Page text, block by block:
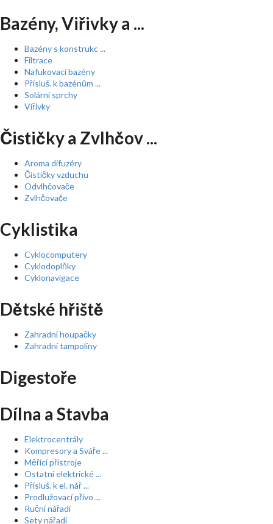
Bazény, Viřivky a ...
Bazény s konstrukc ...
Filtrace
Nafukovací bazény
Přísluš. k bazénům ...
Solární sprchy
Vířivky
Čističky a Zvlhčov ...
Aroma difuzéry
Čističky vzduchu
Odvlhčovače
Zvlhčovače
Cyklistika
Cyklocomputery
Cyklodoplňky
Cyklonavigace
Dětské hřiště
Zahradní houpačky
Zahradní tampolíny
Digestoře
Dílna a Stavba
Elektrocentrály
Kompresory a Sváře ...
Měřící přístroje
Ostatní elektrické ...
Přísluš. k el. nář ...
Prodlužovací přívo ...
Ruční nářadí
Sety nářadí